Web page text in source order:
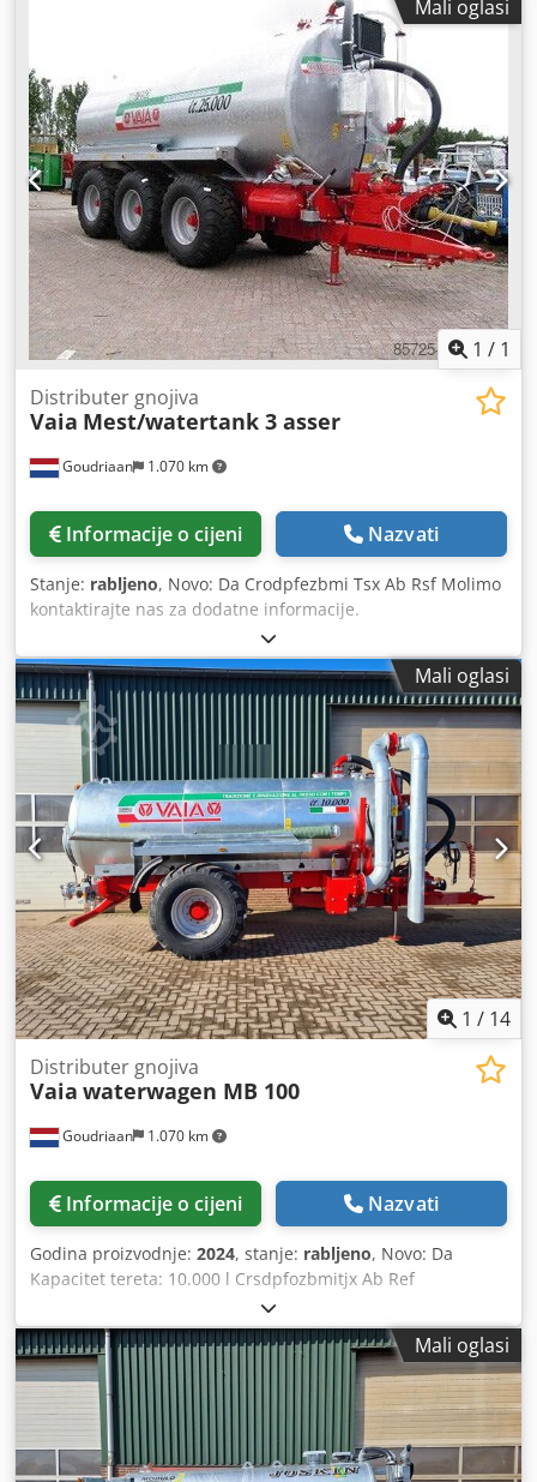
Mali oglasi
1 / 1
Goudriaan 1.070 km
Distributer gnojiva
Vaia Mest/watertank 3 asser
Informacije o cijeni Nazvati
Stanje: rabljeno, Novo: Da Crodpfezbmi Tsx Ab Rsf Molimo
kontaktirajte nas za dodatne informacije.
Mali oglasi
1 / 14
Goudriaan 1.070 km
Distributer gnojiva
Vaia waterwagen MB 100
Informacije o cijeni Nazvati
Godina proizvodnje: 2024, stanje: rabljeno, Novo: Da
Kapacitet tereta: 10.000 l Crsdpfozbmitjx Ab Ref
Mali oglasi